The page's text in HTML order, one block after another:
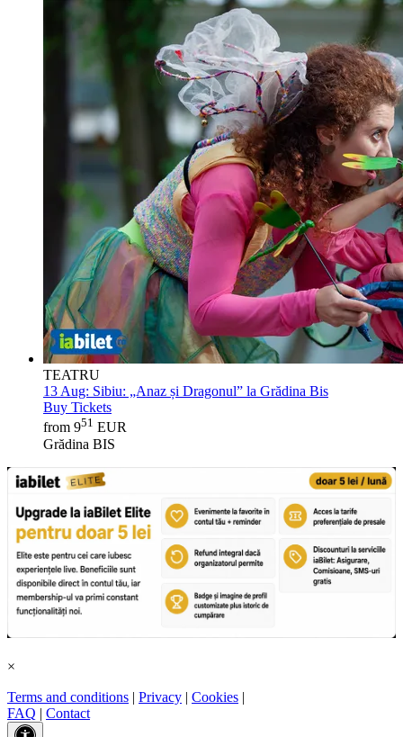
TEATRU
13 Aug: Sibiu: „Anaz și Dragonul” la Grădina Bis
Buy Tickets
from 951 EUR
Grădina BIS
×
Terms and conditions | Privacy | Cookies |
FAQ | Contact